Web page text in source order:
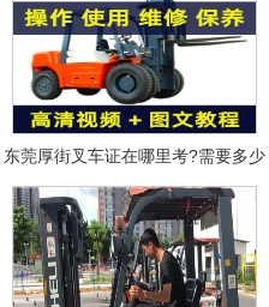
东莞厚街叉车证在哪里考?需要多少
钱?